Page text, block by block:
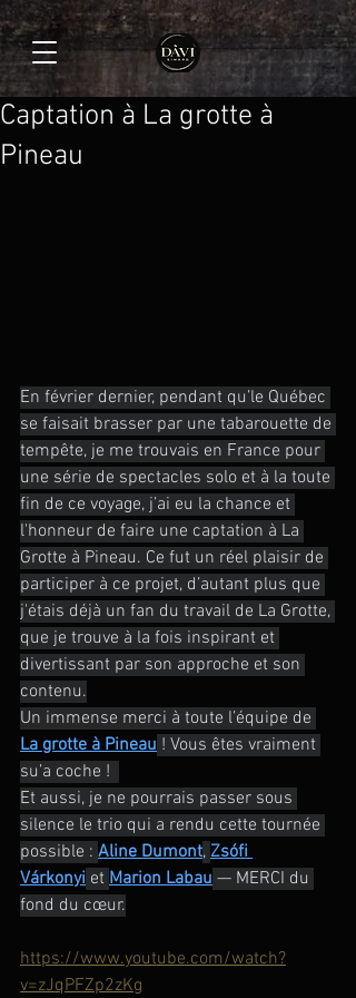
Captation à La grotte à
Pineau
En février dernier, pendant qu’le Québec
se faisait brasser par une tabarouette de
tempête, je me trouvais en France pour
une série de spectacles solo et à la toute
fin de ce voyage, j’ai eu la chance et
l'honneur de faire une captation à La
Grotte à Pineau. Ce fut un réel plaisir de
participer à ce projet, d’autant plus que
j'étais déjà un fan du travail de La Grotte,
que je trouve à la fois inspirant et
divertissant par son approche et son
contenu.
Un immense merci à toute l’équipe de
La grotte à Pineau ! Vous êtes vraiment
su’a coche !
Et aussi, je ne pourrais passer sous
silence le trio qui a rendu cette tournée
possible : Aline Dumont, Zsófi
Várkonyi et Marion Labau — MERCI du
fond du cœur.
https://www.youtube.com/watch?
v=zJqPFZp2zKg